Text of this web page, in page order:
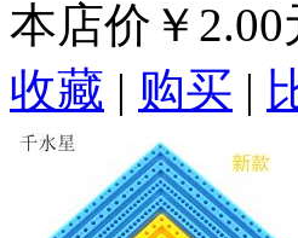
本店价 ￥2.00
收藏 | 购买 |